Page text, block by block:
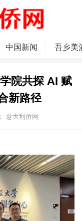
中国新闻 吾乡美
院共探 AI 赋
新路径
意大利侨网